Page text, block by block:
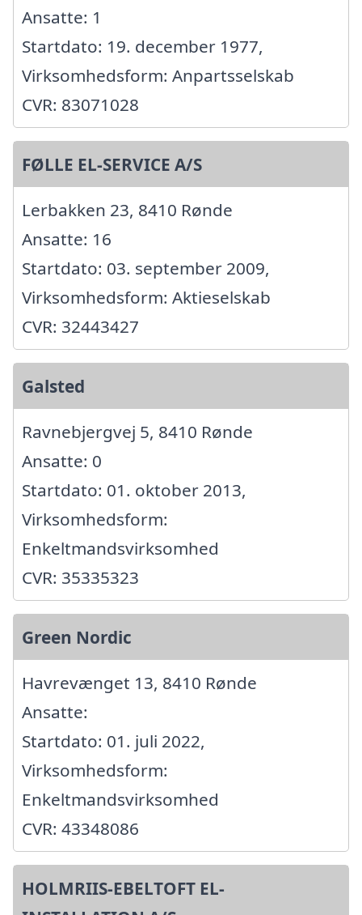
Ansatte: 1
Startdato: 19. december 1977,
Virksomhedsform: Anpartsselskab
CVR: 83071028
FØLLE EL-SERVICE A/S
Lerbakken 23, 8410 Rønde
Ansatte: 16
Startdato: 03. september 2009,
Virksomhedsform: Aktieselskab
CVR: 32443427
Galsted
Ravnebjergvej 5, 8410 Rønde
Ansatte: 0
Startdato: 01. oktober 2013,
Virksomhedsform:
Enkeltmandsvirksomhed
CVR: 35335323
Green Nordic
Havrevænget 13, 8410 Rønde
Ansatte:
Startdato: 01. juli 2022,
Virksomhedsform:
Enkeltmandsvirksomhed
CVR: 43348086
HOLMRIIS-EBELTOFT EL-